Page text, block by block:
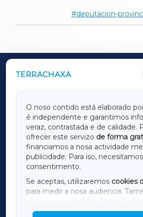
deputacion-
TERRACHAXA
O noso contido está elaborado
é independente e garantimos
veraz, contrastada e de calidade.
ofrecer este servizo de forma
financiamos a nosa actividade
publicidade. Para iso,
consentimento.
Se aceptas, utilizaremos cookies
para medir a nosa audiencia.
utilizaremos
cookies de marketing
mostrar publicidade de terceiros.
OUTROS PERIÓDICOS
LUGOXA
TERRACHAXA
AMARIÑAXA